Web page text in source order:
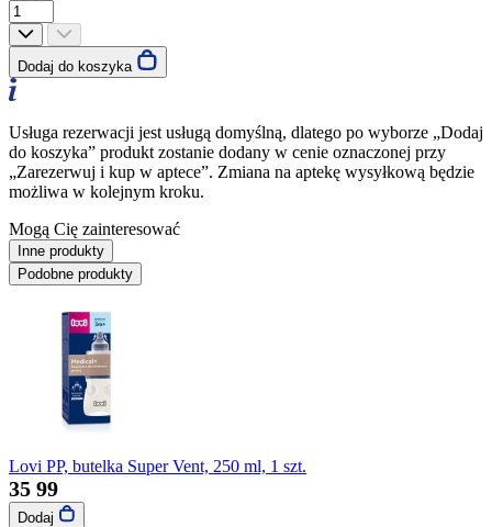
Dodaj do koszyka
Usługa rezerwacji jest usługą domyślną, dlatego po wyborze „Dodaj
do koszyka” produkt zostanie dodany w cenie oznaczonej przy
„Zarezerwuj i kup w aptece”. Zmiana na aptekę wysyłkową będzie
możliwa w kolejnym kroku.
Mogą Cię zainteresować
Inne produkty
Podobne produkty
Lovi PP, butelka Super Vent, 250 ml, 1 szt.
35 99
Dodaj